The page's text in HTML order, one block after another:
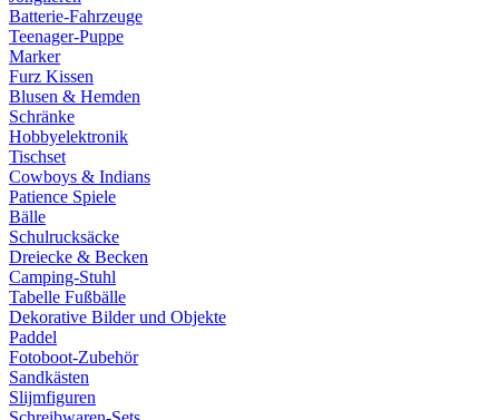
Batterie-Fahrzeuge
Teenager-Puppe
Marker
Furz Kissen
Blusen & Hemden
Schränke
Hobbyelektronik
Tischset
Cowboys & Indians
Patience Spiele
Bälle
Schulrucksäcke
Dreiecke & Becken
Camping-Stuhl
Tabelle Fußbälle
Dekorative Bilder und Objekte
Paddel
Fotoboot-Zubehör
Sandkästen
Slijmfiguren